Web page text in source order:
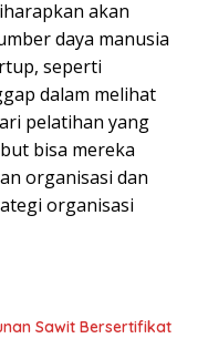
akan
daya manusia
seperti
dalam melihat
pelatihan yang
bisa mereka
organisasi dan
organisasi
Sawit Bersertifikat